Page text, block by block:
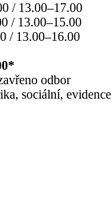
/ 13.00–17.00
/ 13.00–15.00
/ 13.00–16.00
odbor
sociální, evidence